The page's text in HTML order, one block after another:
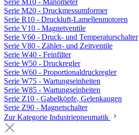
Serie M10 - Manometer
Serie M20 - Druckmessumformer
Serie R10 - Druckluft-Lamellenmotoren
Serie V10 - Magnetventile
Serie V60 - Druck- und Temperaturschalter
Serie V80 - Zähler- und Zeitventile
Serie W40 - Feinfilter
Serie W50 - Druckregler
Serie W60 - Proportionaldruckregler
Serie W75 - Wartungseinheiten
Serie W85 - Wartungseinheiten
Serie Z10 - Gabelköpfe, Gelenkaugen
Serie Z90 - Magnetschalter
Zur Kategorie Industriepneumatik